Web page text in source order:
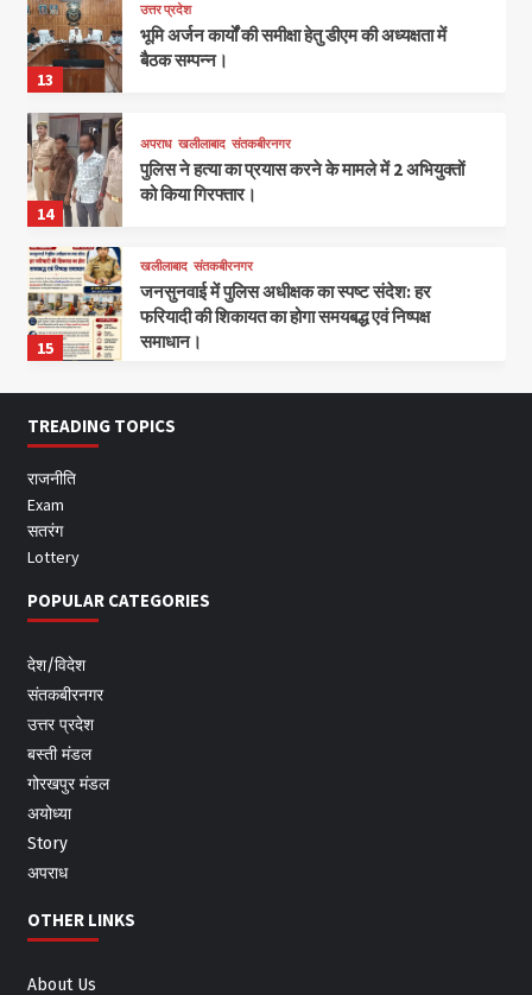
13
उत्तर प्रदेश
भूमि अर्जन कार्यों की समीक्षा हेतु डीएम की अध्यक्षता में
बैठक सम्पन्न।
14
अपराध खलीलाबाद संतकबीरनगर
पुलिस ने हत्या का प्रयास करने के मामले में 2 अभियुक्तों
को किया गिरफ्तार।
15
खलीलाबाद संतकबीरनगर
जनसुनवाई में पुलिस अधीक्षक का स्पष्ट संदेश: हर
फरियादी की शिकायत का होगा समयबद्ध एवं निष्पक्ष
समाधान।
TREADING TOPICS
राजनीति
Exam
सतरंग
Lottery
POPULAR CATEGORIES
देश/विदेश
संतकबीरनगर
उत्तर प्रदेश
बस्ती मंडल
गोरखपुर मंडल
अयोध्या
Story
अपराध
OTHER LINKS
About Us